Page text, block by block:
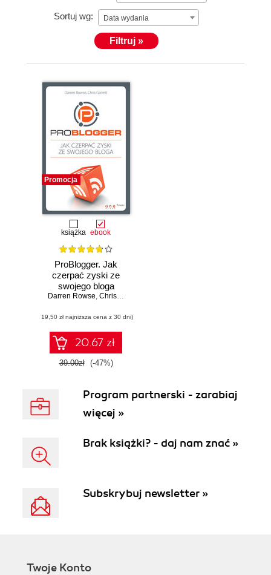
Sortuj wg: Data wydania
Filtruj »
Promocja
książka ebook
ProBlogger. Jak
czerpać zyski ze
swojego bloga
Darren Rowse, Chris Garrett
(19,50 zł najniższa cena z 30 dni)
20.67 zł
39.00zł (-47%)
Program partnerski - zarabiaj
więcej »
Brak książki? - daj nam znać »
Subskrybuj newsletter »
Twoje Konto